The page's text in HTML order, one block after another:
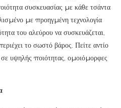
συσκευασίας με κάθε τσάντα
με προηγμένη τεχνολογία
του αλεύρου να συσκευάζεται,
το σωστό βάρος. Πείτε αντίο
υψηλής ποιότητας, ομοιόμορφες